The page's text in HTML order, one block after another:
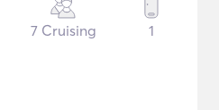
7 Cruising 1